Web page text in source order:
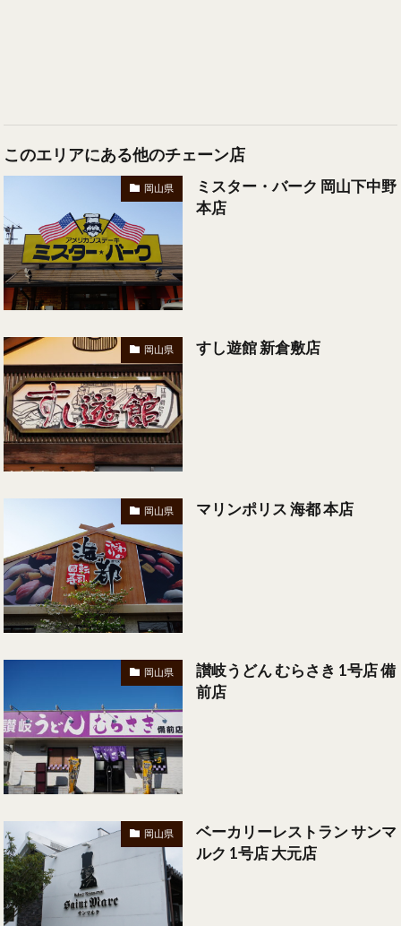
このエリアにある他のチェーン店
岡山県
ミスター・バーク 岡山下中野
本店
岡山県 すし遊館 新倉敷店
岡山県 マリンポリス 海都 本店
岡山県
讃岐うどん むらさき 1号店 備
前店
岡山県
ベーカリーレストラン サンマ
ルク 1号店 大元店